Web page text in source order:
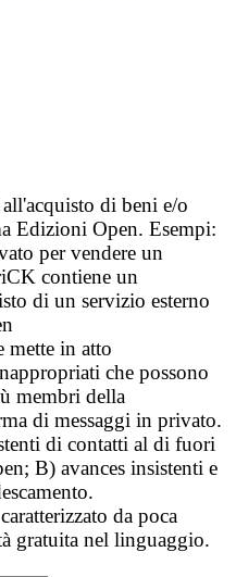
di beni e/o
Edizioni Open. Esempi:
per vendere un
contiene un
di un servizio esterno
mette in atto
che possono
membri della
di messaggi in privato.
di contatti al di fuori
B) avances insistenti e
da poca
gratuita nel linguaggio.